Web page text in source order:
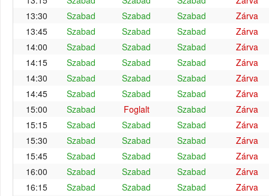
13:30
Szabad Szabad Szabad
Zárva
13:45
Szabad Szabad Szabad
Zárva
14:00
Szabad Szabad Szabad
Zárva
14:15
Szabad Szabad Szabad
Zárva
14:30
Szabad Szabad Szabad
Zárva
14:45
Szabad Szabad Szabad
Zárva
15:00
Szabad Foglalt Szabad
Zárva
15:15
Szabad Szabad Szabad
Zárva
15:30
Szabad Szabad Szabad
Zárva
15:45
Szabad Szabad Szabad
Zárva
16:00
Szabad Szabad Szabad
Zárva
16:15
Szabad Szabad Szabad Zárva